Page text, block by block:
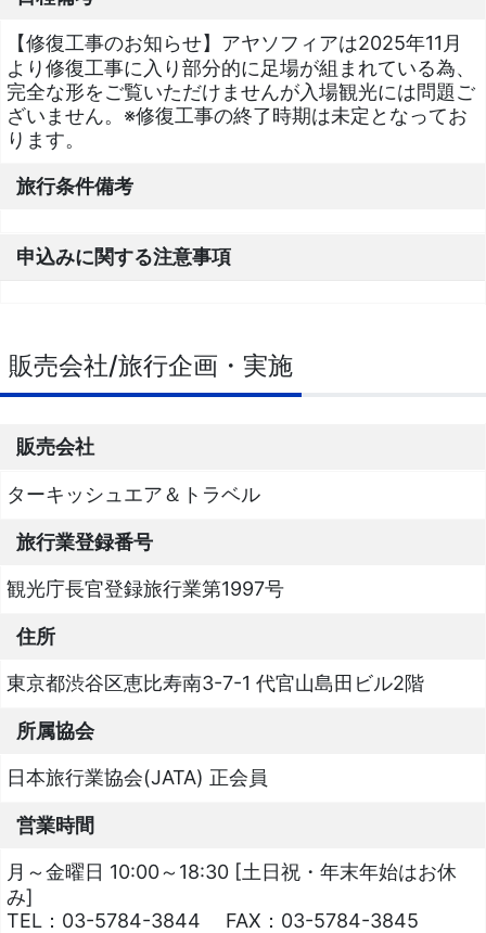
【修復工事のお知らせ】アヤソフィアは2025年11月
より修復工事に入り部分的に足場が組まれている為、
完全な形をご覧いただけませんが入場観光には問題ご
ざいません。※修復工事の終了時期は未定となってお
ります。
旅行条件備考
申込みに関する注意事項
販売会社/旅行企画・実施
販売会社
ターキッシュエア＆トラベル
旅行業登録番号
観光庁長官登録旅行業第1997号
住所
東京都渋谷区恵比寿南3-7-1 代官山島田ビル2階
所属協会
日本旅行業協会(JATA) 正会員
営業時間
月～金曜日 10:00～18:30 [土日祝・年末年始はお休
み]
TEL： 03-5784-3844 FAX： 03-5784-3845